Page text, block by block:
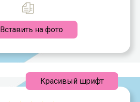
Вставить на фото
Красивый шрифт